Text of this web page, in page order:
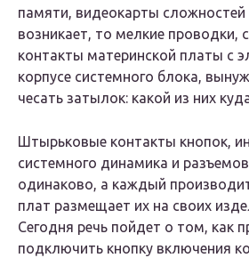
памяти, видеокарты
возникает, то мелкие проводки,
контакты материнской платы с
корпусе системного блока,
чесать затылок: какой из них
Штырьковые контакты кнопок,
системного динамика и
одинаково, а каждый
плат размещает их на своих
Сегодня речь пойдет о том, как
подключить кнопку включения